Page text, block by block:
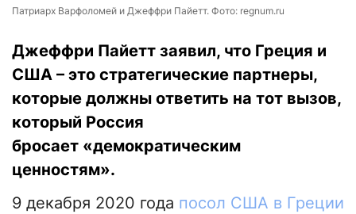
Патриарх Варфоломей и Джеффри Пайетт. Фото: regnum.ru
Джеффри Пайетт заявил, что Греция и
США – это стратегические партнеры,
которые должны ответить на тот вызов,
который Россия
бросает «демократическим
ценностям».
9 декабря 2020 года посол США в Греции